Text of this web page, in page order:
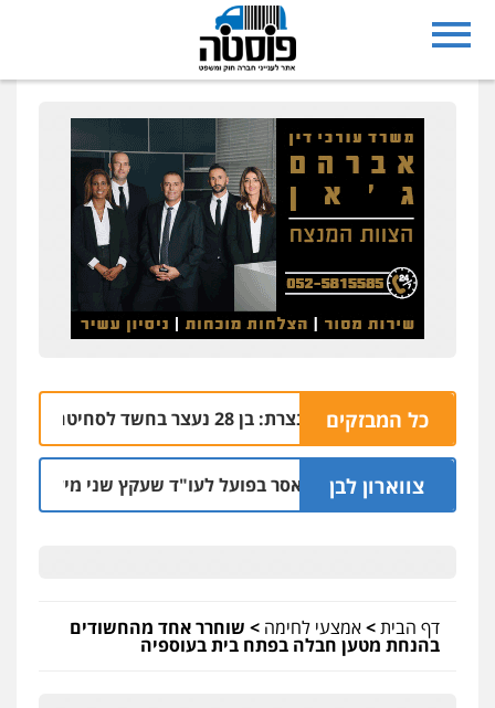
כל המבזקים04.08 | 17:57 נצרת: בן 28 נעצר בחשד לסחיטה באיומים מטלפון שאינו שלו
צווארון לבןמאסר בפועל לעו"ד שעקץ שני מיליון שקל על
דף הבית>אמצעי לחימה > שוחרר אחד מהחשודים
בהנחת מטען חבלה בפתח בית בעוספיה